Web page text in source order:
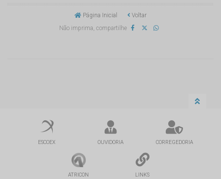
Página Inicial
Voltar
Não imprima, compartilhe
ESCOEX OUVIDORIA CORREGEDORIA
ATRICON LINKS